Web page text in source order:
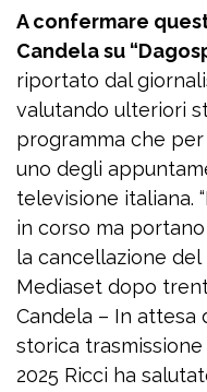
A confermare
Candela su
riportato dal
valutando ulteriori
programma che
uno degli
televisione italiana.
in corso ma
la cancellazione
Mediaset dopo
Candela – In attesa
storica
2025 Ricci ha